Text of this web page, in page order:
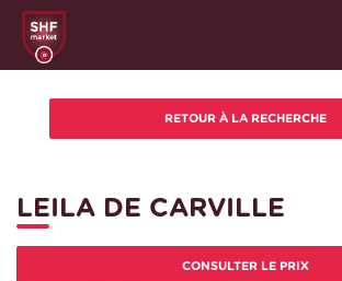
LEILA DE CARVILLE
CONSULTER LE PRIX